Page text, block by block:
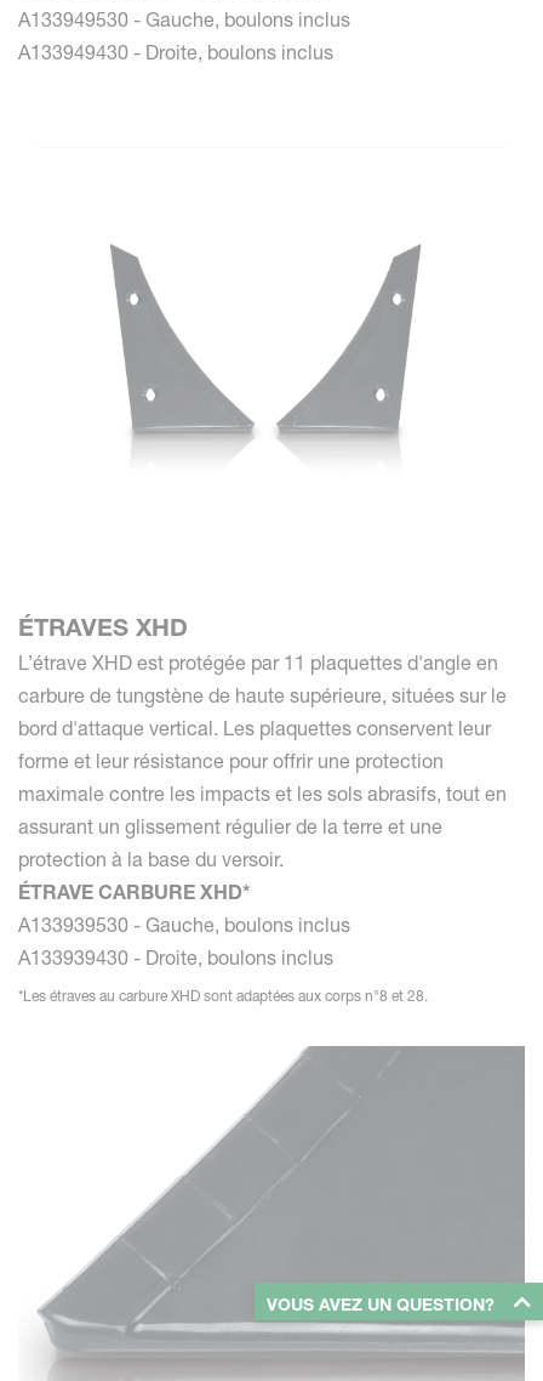
A133949530 - Gauche, boulons inclus
A133949430 - Droite, boulons inclus
ÉTRAVES XHD
L’étrave XHD est protégée par 11 plaquettes d'angle en
carbure de tungstène de haute supérieure, situées sur le
bord d'attaque vertical. Les plaquettes conservent leur
forme et leur résistance pour offrir une protection
maximale contre les impacts et les sols abrasifs, tout en
assurant un glissement régulier de la terre et une
protection à la base du versoir.
ÉTRAVE CARBURE XHD*
A133939530 - Gauche, boulons inclus
A133939430 - Droite, boulons inclus
*Les étraves au carbure XHD sont adaptées aux corps n°8 et 28.
VOUS AVEZ UN QUESTION?